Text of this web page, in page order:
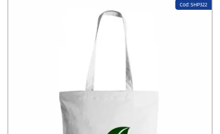
stampa dalla risoluzione eccellentein virtù di
tecniche efficaci, macchinari d'ultima generazione e personale esperto e
capace di rendere il lavoro di elevato livello. Contattaci: il
e ti seguirà in ogni fase del tuo ordine. I prezzi
Cod: SHP322